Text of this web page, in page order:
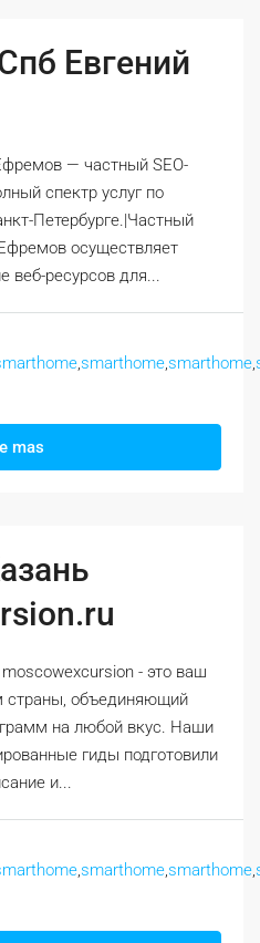
Евгений
— частный SEO-
спектр услуг по
Петербурге.|Частный
осуществляет
веб-ресурсов для...
smarthome smarthome
mas
- это ваш
страны, объединяющий
на любой вкус. Наши
гиды подготовили
и...
smarthome smarthome